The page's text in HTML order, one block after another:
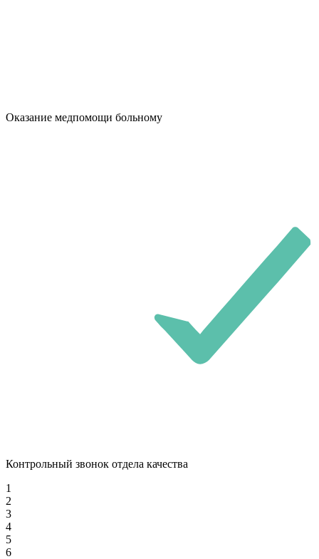
Оказание медпомощи больному
Контрольный звонок отдела качества
1
2
3
4
5
6